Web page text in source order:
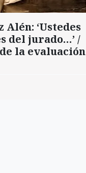
‘Ustedes
del jurado…’ /
la evaluación